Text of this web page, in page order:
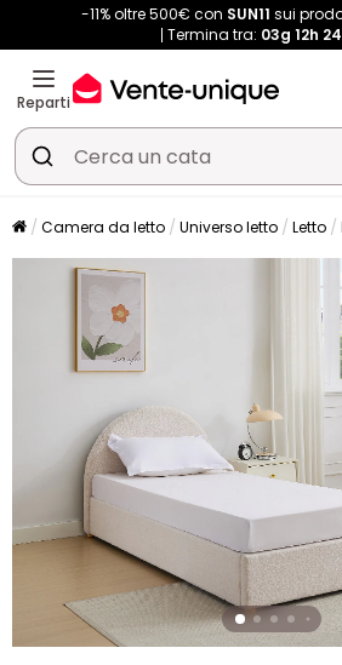
-11% oltre 500€ con SUN11 sui
Termina tra: 03g 12h
Reparti
Camera da letto Universo letto Letto